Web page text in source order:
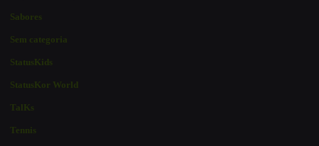
Sabores
Sem categoria
StatusKids
StatusKor World
TalKs
Tennis